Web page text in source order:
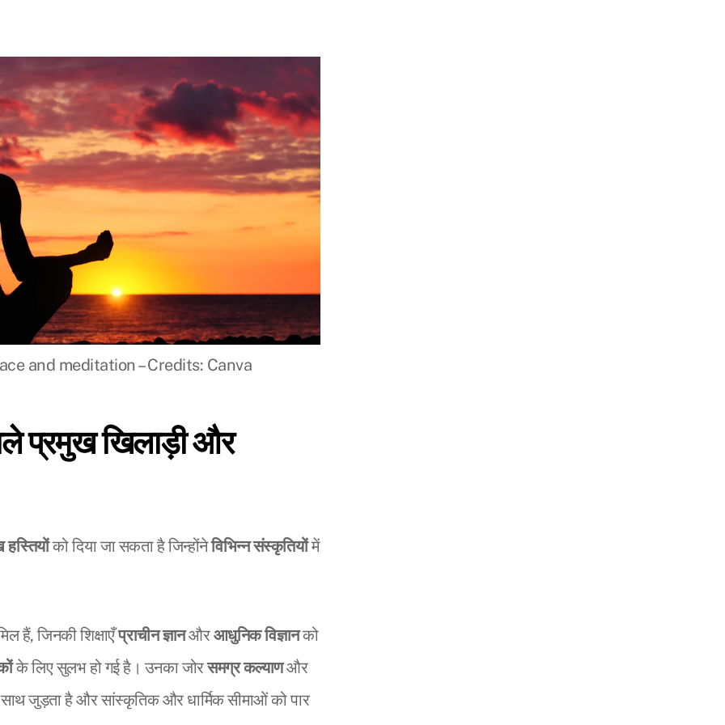
and meditation – Credits: Canva
प्रमुख खिलाड़ी और
को दिया जा सकता है जिन्होंनेविभिन्न संस्कृतियोंमें
हैं, जिनकी शिक्षाएँप्राचीन ज्ञानऔरआधुनिक विज्ञानको
के लिए सुलभ हो गई है। उनका जोरसमग्र कल्याणऔर
साथ जुड़ता है और सांस्कृतिक और धार्मिक सीमाओं को पार